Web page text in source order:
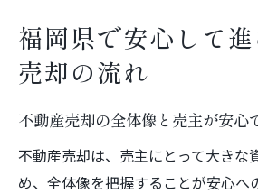
福岡県で安心して
売却の流れ
不動産売却の全体像と売主が安心
不動産売却は、売主にとって大きな
め、全体像を把握することが安心へ